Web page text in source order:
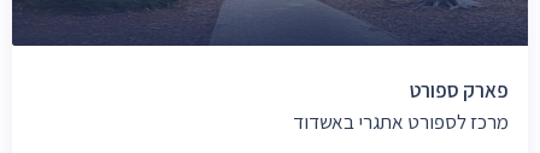
פארק ספורט
מרכז לספורט אתגרי באשדוד